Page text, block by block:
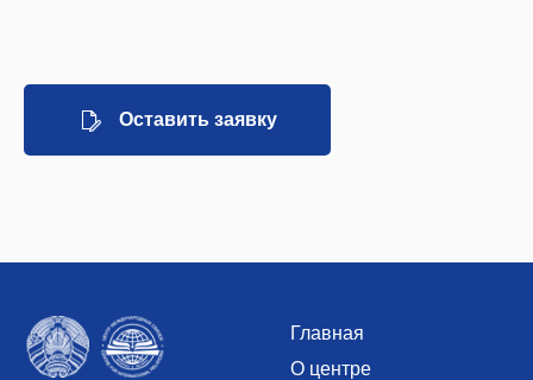
Оставить заявку
Главная
О центре